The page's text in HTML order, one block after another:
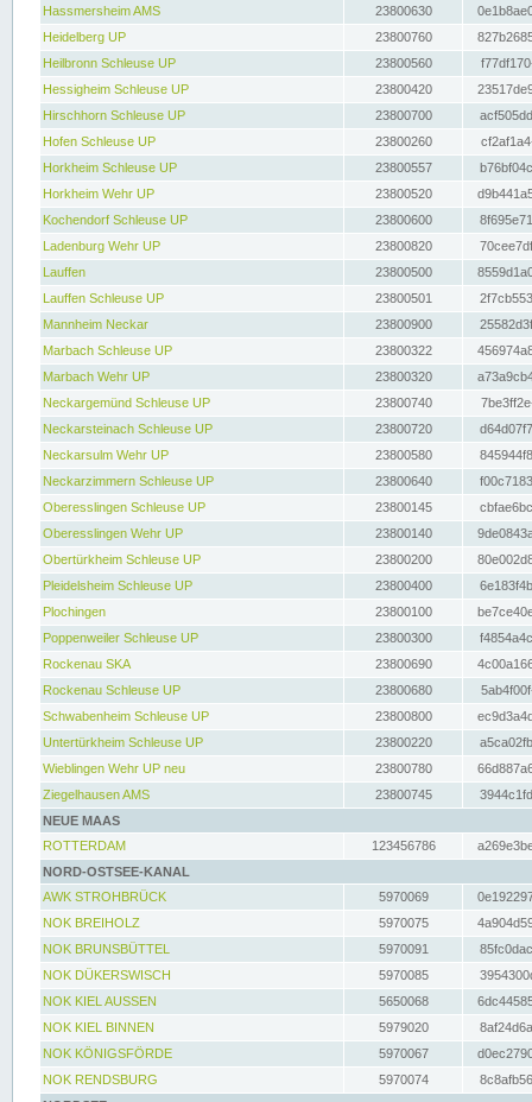
Hassmersheim AMS
23800630
Heidelberg UP
23800760
Heilbronn Schleuse UP
23800560
Hessigheim Schleuse UP
23800420
Hirschhorn Schleuse UP
23800700
Hofen Schleuse UP
23800260
Horkheim Schleuse UP
23800557
Horkheim Wehr UP
23800520
Kochendorf Schleuse UP
23800600
Ladenburg Wehr UP
23800820
Lauffen
23800500
Lauffen Schleuse UP
23800501
Mannheim Neckar
23800900
Marbach Schleuse UP
23800322
Marbach Wehr UP
23800320
Neckargemünd Schleuse UP
23800740
Neckarsteinach Schleuse UP
23800720
Neckarsulm Wehr UP
23800580
Neckarzimmern Schleuse UP
23800640
Oberesslingen Schleuse UP
23800145
Oberesslingen Wehr UP
23800140
Obertürkheim Schleuse UP
23800200
Pleidelsheim Schleuse UP
23800400
Plochingen
23800100
Poppenweiler Schleuse UP
23800300
Rockenau SKA
23800690
Rockenau Schleuse UP
23800680
Schwabenheim Schleuse UP
23800800
Untertürkheim Schleuse UP
23800220
Wieblingen Wehr UP neu
23800780
Ziegelhausen AMS
23800745
NEUE MAAS
ROTTERDAM
123456786
NORD-OSTSEE-KANAL
AWK STROHBRÜCK
5970069
NOK BREIHOLZ
5970075
NOK BRUNSBÜTTEL
5970091
NOK DÜKERSWISCH
5970085
NOK KIEL AUSSEN
5650068
NOK KIEL BINNEN
5979020
NOK KÖNIGSFÖRDE
5970067
NOK RENDSBURG
5970074